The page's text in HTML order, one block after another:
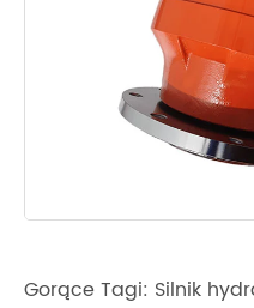
Gorące Tagi: Silnik